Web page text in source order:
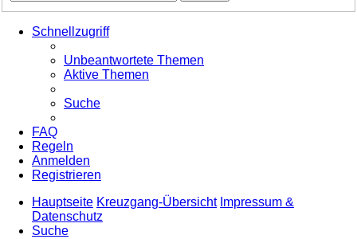
Schnellzugriff
Unbeantwortete Themen
Aktive Themen
Suche
FAQ
Regeln
Anmelden
Registrieren
Hauptseite Kreuzgang-Übersicht Impressum &
Datenschutz
Suche